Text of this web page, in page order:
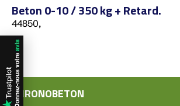
Beton 0-10 / 350 kg + Retard.
44850,
CHRONOBETON